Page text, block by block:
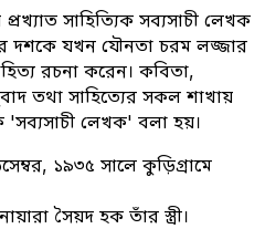
সাহিত্যিক সব্যসাচী লেখক
দশকে যখন যৌনতা চরম লজ্জার
রচনা করেন। কবিতা,
তথা সাহিত্যের সকল শাখায়
'সব্যসাচী লেখক' বলা হয়।
১৯৩৫ সালে কুড়িগ্রামে
সৈয়দ হক তাঁর স্ত্রী।